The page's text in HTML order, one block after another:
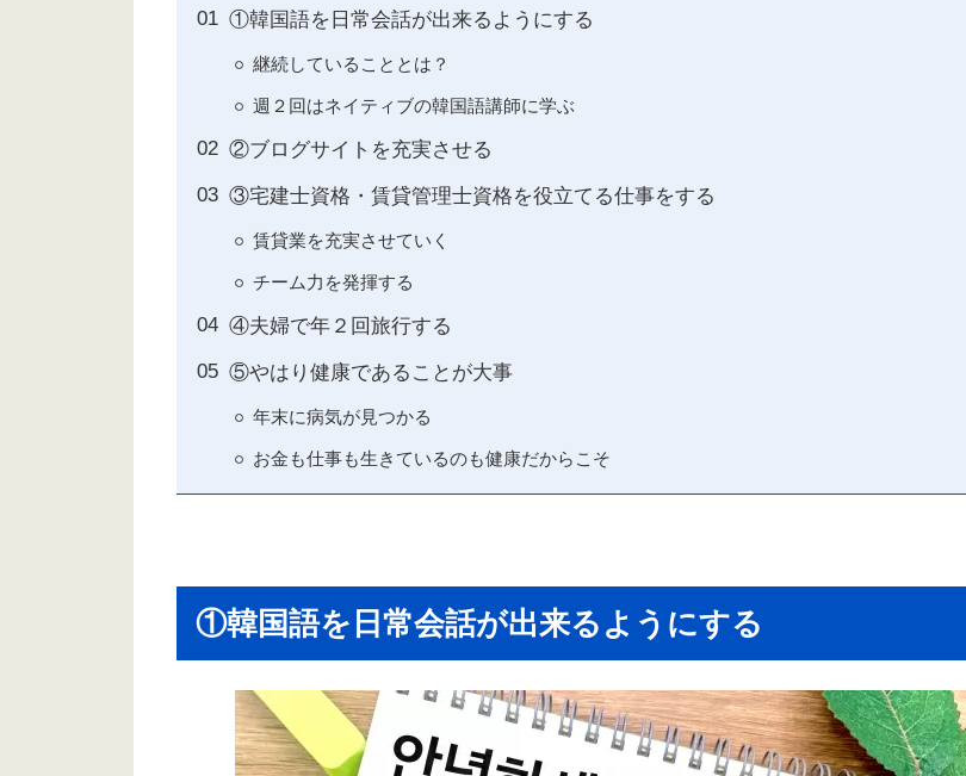
①韓国語を日常会話が出来るようにする
継続していることとは？
週２回はネイティブの韓国語講師に学ぶ
②ブログサイトを充実させる
③宅建士資格・賃貸管理士資格を役立てる仕事をする
賃貸業を充実させていく
チーム力を発揮する
④夫婦で年２回旅行する
⑤やはり健康であることが大事
年末に病気が見つかる
お金も仕事も生きているのも健康だからこそ
①韓国語を日常会話が出来るようにする